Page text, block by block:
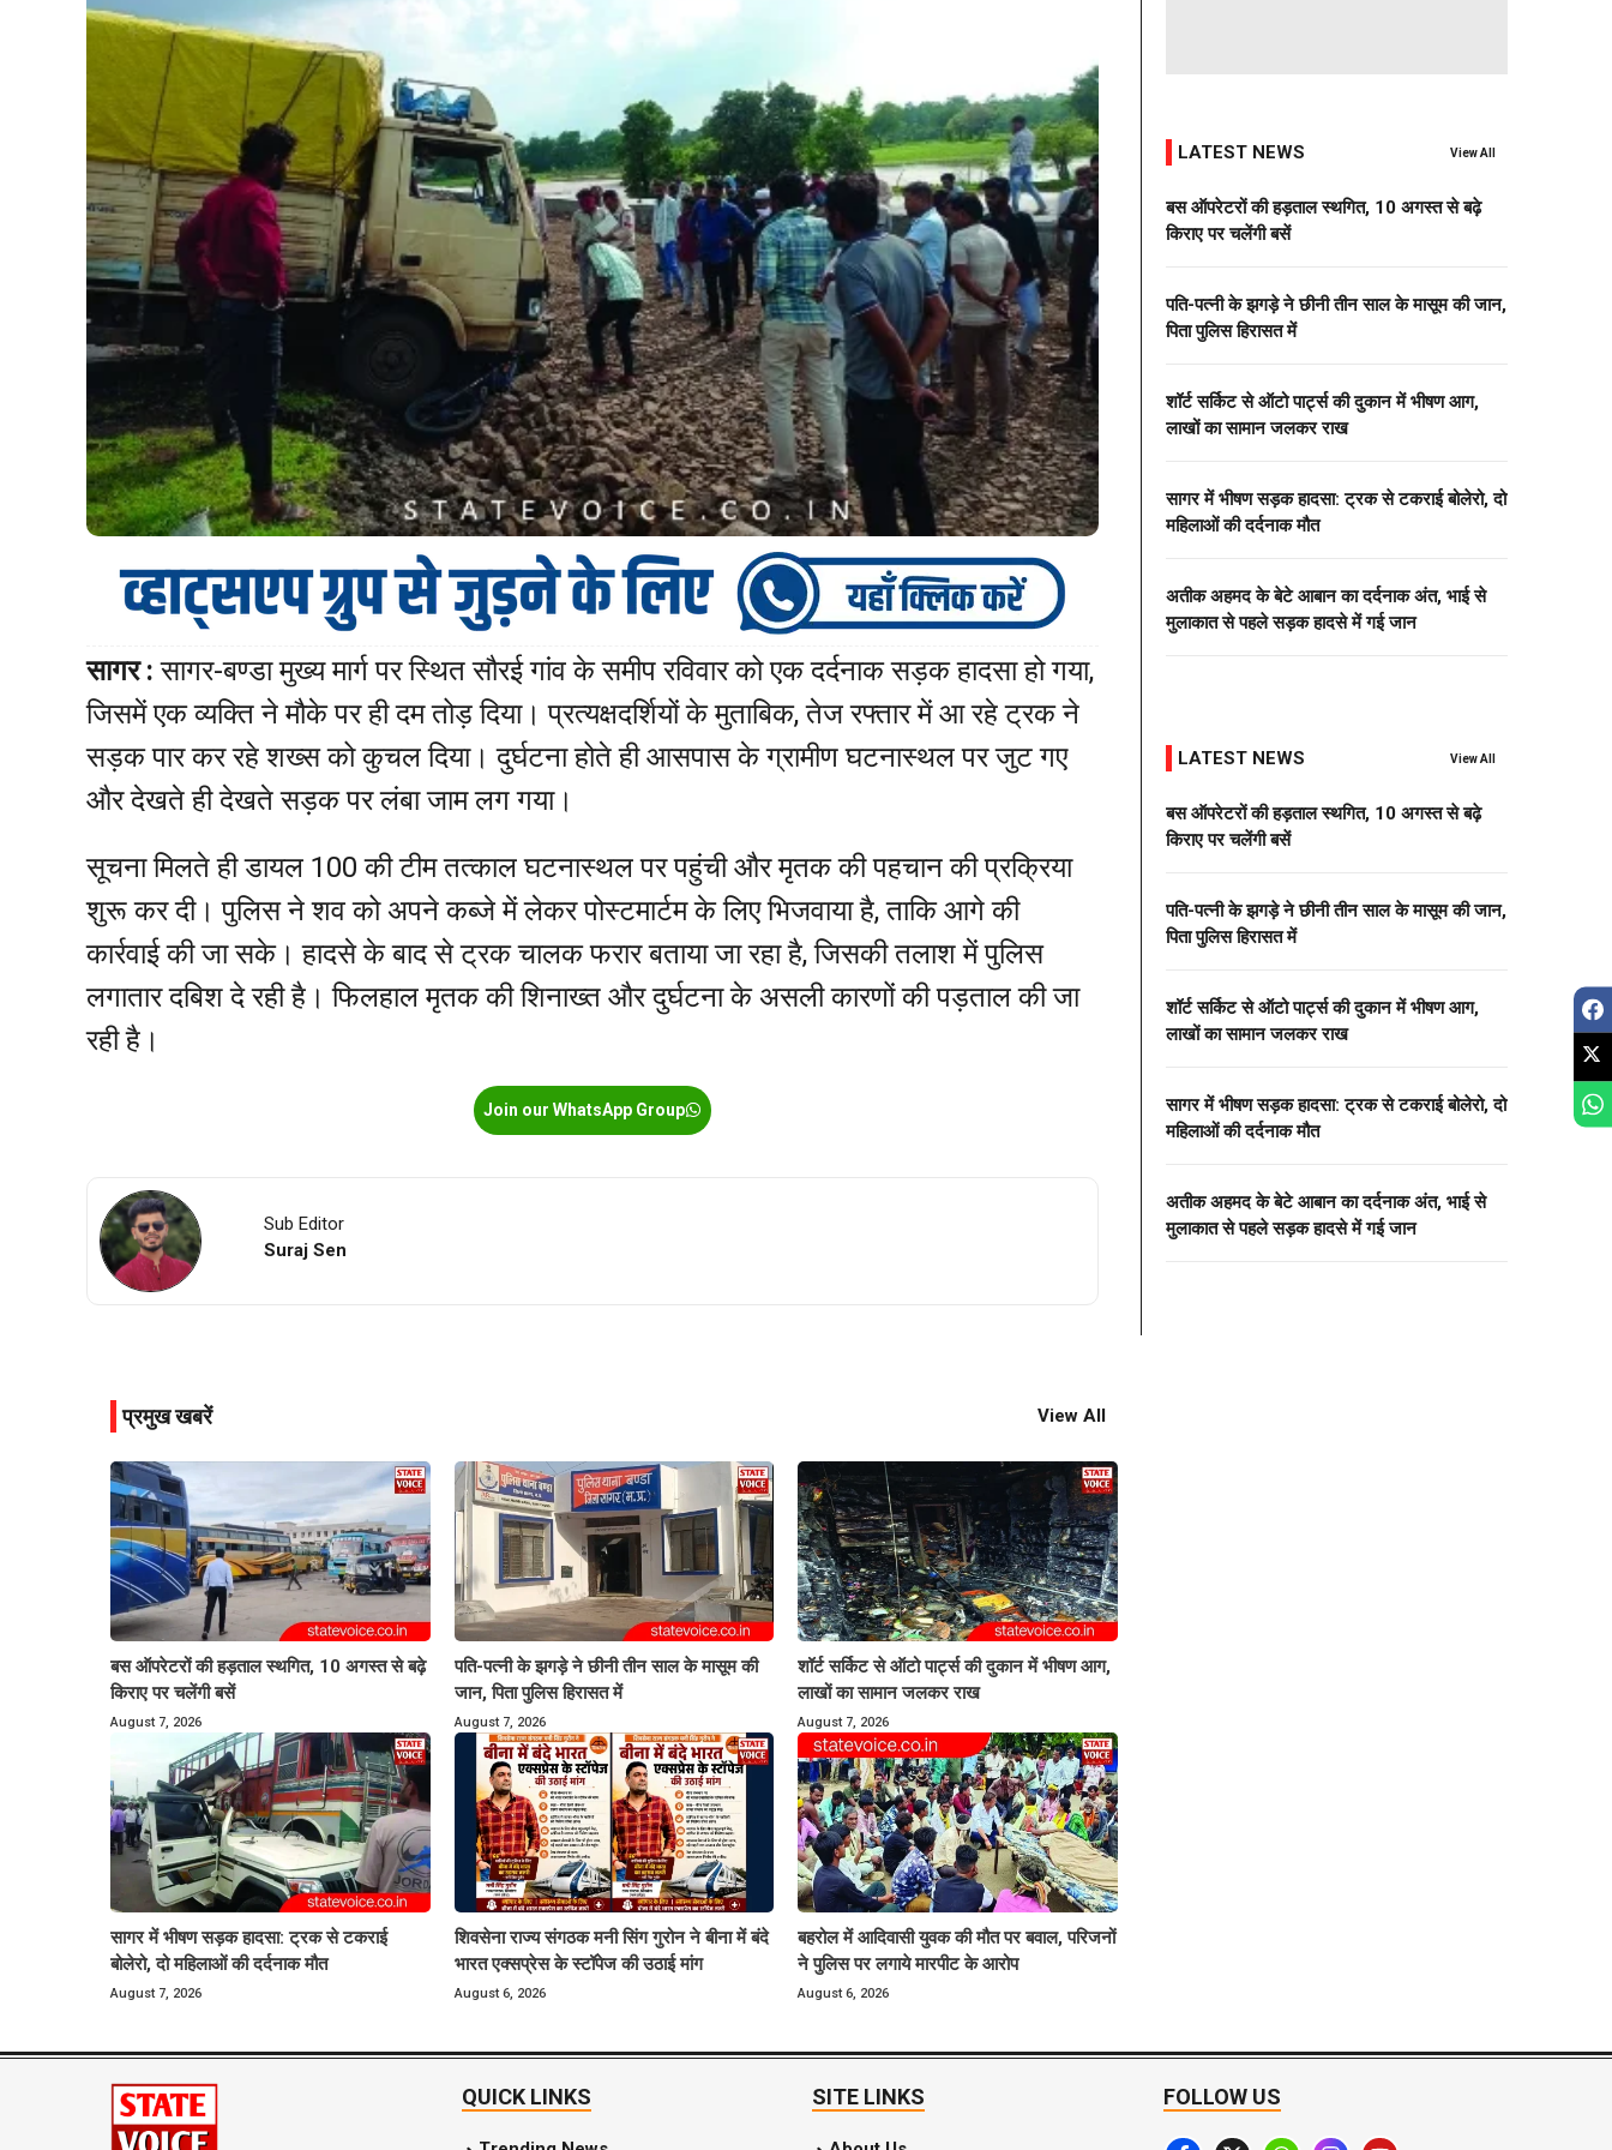
सागर :सागर-बण्डा मुख्य मार्ग पर स्थित सौरई गांव के समीप रविवार को एक दर्दनाक सड़क हादसा हो गया,
जिसमें एक व्यक्ति ने मौके पर ही दम तोड़ दिया। प्रत्यक्षदर्शियों के मुताबिक, तेज रफ्तार में आ रहे ट्रक ने
सड़क पार कर रहे शख्स को कुचल दिया। दुर्घटना होते ही आसपास के ग्रामीण घटनास्थल पर जुट गए
और देखते ही देखते सड़क पर लंबा जाम लग गया।
सूचना मिलते ही डायल 100 की टीम तत्काल घटनास्थल पर पहुंची और मृतक की पहचान की प्रक्रिया
शुरू कर दी। पुलिस ने शव को अपने कब्जे में लेकर पोस्टमार्टम के लिए भिजवाया है, ताकि आगे की
कार्रवाई की जा सके। हादसे के बाद से ट्रक चालक फरार बताया जा रहा है, जिसकी तलाश में पुलिस
लगातार दबिश दे रही है। फिलहाल मृतक की शिनाख्त और दुर्घटना के असली कारणों की पड़ताल की जा
रही है।
Join our WhatsApp Group
Sub Editor
Suraj Sen
प्रमुख खबरें View All
बस ऑपरेटरों की हड़ताल स्थगित, 10 अगस्त से बढ़े
किराए पर चलेंगी बसें
August 7, 2026
पति-पत्नी के झगड़े ने छीनी तीन साल के मासूम की
जान, पिता पुलिस हिरासत में
August 7, 2026
शॉर्ट सर्किट से ऑटो पार्ट्स की दुकान में भीषण आग,
लाखों का सामान जलकर राख
August 7, 2026
सागर में भीषण सड़क हादसा: ट्रक से टकराई
बोलेरो, दो महिलाओं की दर्दनाक मौत
August 7, 2026
शिवसेना राज्य संगठक मनी सिंग गुरोन ने बीना में बंदे
भारत एक्सप्रेस के स्टॉपेज की उठाई मांग
August 6, 2026
बहरोल में आदिवासी युवक की मौत पर बवाल, परिजनों
ने पुलिस पर लगाये मारपीट के आरोप
August 6, 2026
LATEST NEWS View All
बस ऑपरेटरों की हड़ताल स्थगित, 10 अगस्त से बढ़े
किराए पर चलेंगी बसें
पति-पत्नी के झगड़े ने छीनी तीन साल के मासूम की जान,
पिता पुलिस हिरासत में
शॉर्ट सर्किट से ऑटो पार्ट्स की दुकान में भीषण आग,
लाखों का सामान जलकर राख
सागर में भीषण सड़क हादसा: ट्रक से टकराई बोलेरो, दो
महिलाओं की दर्दनाक मौत
अतीक अहमद के बेटे आबान का दर्दनाक अंत, भाई से
मुलाकात से पहले सड़क हादसे में गई जान
LATEST NEWS View All
बस ऑपरेटरों की हड़ताल स्थगित, 10 अगस्त से बढ़े
किराए पर चलेंगी बसें
पति-पत्नी के झगड़े ने छीनी तीन साल के मासूम की जान,
पिता पुलिस हिरासत में
शॉर्ट सर्किट से ऑटो पार्ट्स की दुकान में भीषण आग,
लाखों का सामान जलकर राख
सागर में भीषण सड़क हादसा: ट्रक से टकराई बोलेरो, दो
महिलाओं की दर्दनाक मौत
अतीक अहमद के बेटे आबान का दर्दनाक अंत, भाई से
मुलाकात से पहले सड़क हादसे में गई जान
QUICK LINKS SITE LINKS FOLLOW US